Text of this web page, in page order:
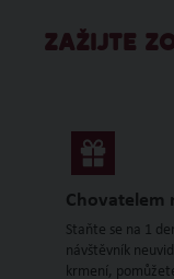
ZAŽIJTE
Chovatelem
Staňte se na 1
návštěvník
krmení,